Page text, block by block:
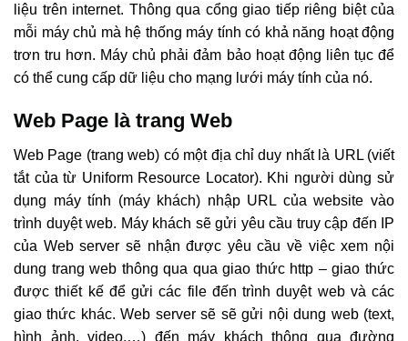
liệu trên internet. Thông qua cổng giao tiếp riêng biệt của
mỗi máy chủ mà hệ thống máy tính có khả năng hoạt động
trơn tru hơn. Máy chủ phải đảm bảo hoạt động liên tục để
có thể cung cấp dữ liệu cho mạng lưới máy tính của nó.
Web Page là trang Web
Web Page (trang web) có một địa chỉ duy nhất là URL (viết
tắt của từ Uniform Resource Locator). Khi người dùng sử
dụng máy tính (máy khách) nhập URL của website vào
trình duyệt web. Máy khách sẽ gửi yêu cầu truy cập đến IP
của Web server sẽ nhận được yêu cầu về việc xem nội
dung trang web thông qua qua giao thức http – giao thức
được thiết kế để gửi các file đến trình duyệt web và các
giao thức khác. Web server sẽ sẽ gửi nội dung web (text,
hình ảnh, video,…) đến máy khách thông qua đường